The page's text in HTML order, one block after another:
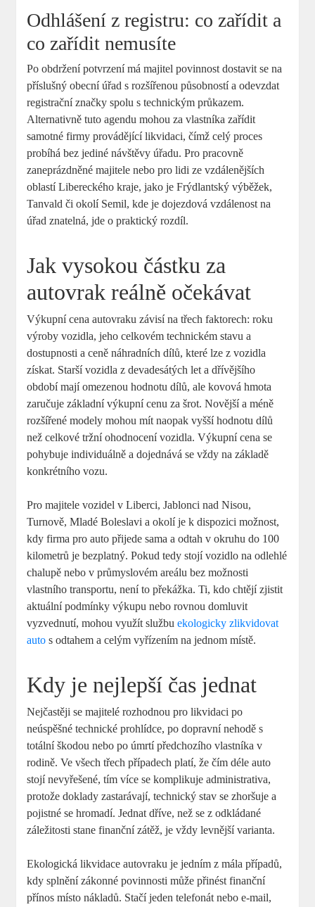
Odhlášení z registru: co zařídit a
co zařídit nemusíte
Po obdržení potvrzení má majitel povinnost dostavit se na
příslušný obecní úřad s rozšířenou působností a odevzdat
registrační značky spolu s technickým průkazem.
Alternativně tuto agendu mohou za vlastníka zařídit
samotné firmy provádějící likvidaci, čímž celý proces
probíhá bez jediné návštěvy úřadu. Pro pracovně
zaneprázdněné majitele nebo pro lidi ze vzdálenějších
oblastí Libereckého kraje, jako je Frýdlantský výběžek,
Tanvald či okolí Semil, kde je dojezdová vzdálenost na
úřad znatelná, jde o praktický rozdíl.
Jak vysokou částku za
autovrak reálně očekávat
Výkupní cena autovraku závisí na třech faktorech: roku
výroby vozidla, jeho celkovém technickém stavu a
dostupnosti a ceně náhradních dílů, které lze z vozidla
získat. Starší vozidla z devadesátých let a dřívějšího
období mají omezenou hodnotu dílů, ale kovová hmota
zaručuje základní výkupní cenu za šrot. Novější a méně
rozšířené modely mohou mít naopak vyšší hodnotu dílů
než celkové tržní ohodnocení vozidla. Výkupní cena se
pohybuje individuálně a dojednává se vždy na základě
konkrétního vozu.
Pro majitele vozidel v Liberci, Jablonci nad Nisou,
Turnově, Mladé Boleslavi a okolí je k dispozici možnost,
kdy firma pro auto přijede sama a odtah v okruhu do 100
kilometrů je bezplatný. Pokud tedy stojí vozidlo na odlehlé
chalupě nebo v průmyslovém areálu bez možnosti
vlastního transportu, není to překážka. Ti, kdo chtějí zjistit
aktuální podmínky výkupu nebo rovnou domluvit
vyzvednutí, mohou využít službuekologicky zlikvidovat
auto s odtahem a celým vyřízením na jednom místě.
Kdy je nejlepší čas jednat
Nejčastěji se majitelé rozhodnou pro likvidaci po
neúspěšné technické prohlídce, po dopravní nehodě s
totální škodou nebo po úmrtí předchozího vlastníka v
rodině. Ve všech třech případech platí, že čím déle auto
stojí nevyřešené, tím více se komplikuje administrativa,
protože doklady zastarávají, technický stav se zhoršuje a
pojistné se hromadí. Jednat dříve, než se z odkládané
záležitosti stane finanční zátěž, je vždy levnější varianta.
Ekologická likvidace autovraku je jedním z mála případů,
kdy splnění zákonné povinnosti může přinést finanční
přínos místo nákladů. Stačí jeden telefonát nebo e-mail,